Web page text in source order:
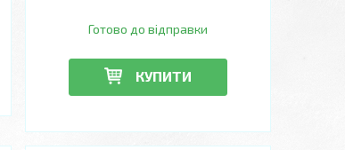
Готово до відправки
КУПИТИ